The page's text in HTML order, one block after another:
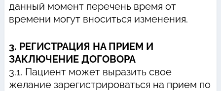
данный момент перечень время от
времени могут вноситься изменения.
3. РЕГИСТРАЦИЯ НА ПРИЕМ И
ЗАКЛЮЧЕНИЕ ДОГОВОРА
3.1. Пациент может выразить свое
желание зарегистрироваться на прием по